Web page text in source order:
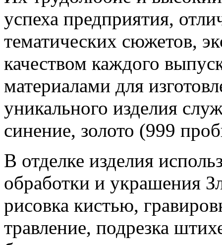
успеха предприятия,
тематических сюжетов,
качеством каждого
материалами для
уникального изделия
синение, золото (999
В отделке изделия
обработки и украшения
рисовка кистью,
травление, подрезка